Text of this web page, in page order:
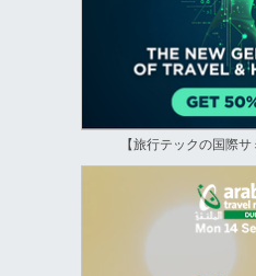
【旅行テックの国際サ